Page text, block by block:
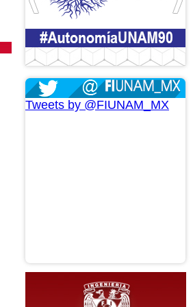
Tweets by @FIUNAM_MX